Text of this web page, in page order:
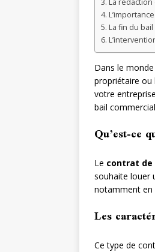
La
La fin du
Dans le
propriétaire ou
votre
bail
Qu’est-ce
Le contrat de
souhaite louer
notamment en
Les
Ce type de